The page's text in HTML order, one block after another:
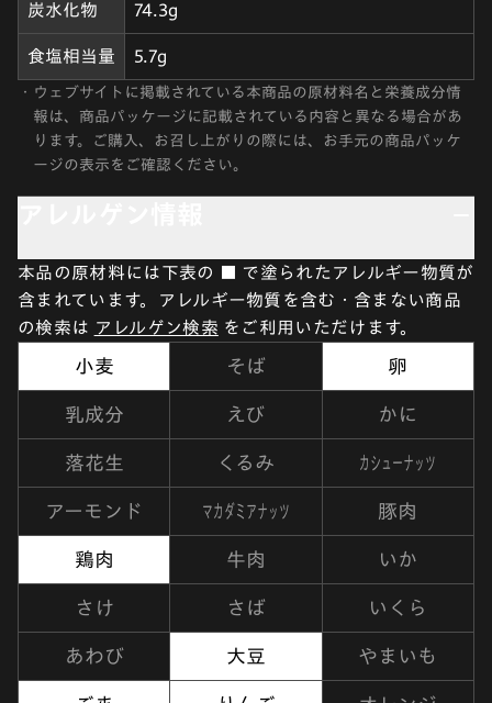
炭水化物 74.3g
食塩相当量 5.7g
・ ウェブサイトに掲載されている本商品の原材料名と栄養成分情
報は、商品パッケージに記載されている内容と異なる場合があ
ります。ご購入、お召し上がりの際には、お手元の商品パッケ
ージの表示をご確認ください。
本品の原材料には下表の ■ で塗られたアレルギー物質が
含まれています。アレルギー物質を含む・含まない商品
の検索は アレルゲン検索 をご利用いただけます。
小麦 そば 卵
乳成分 えび かに
落花生 くるみ カシューナッツ
アーモンド マカダミアナッツ 豚肉
鶏肉 牛肉 いか
さけ さば いくら
あわび 大豆 やまいも